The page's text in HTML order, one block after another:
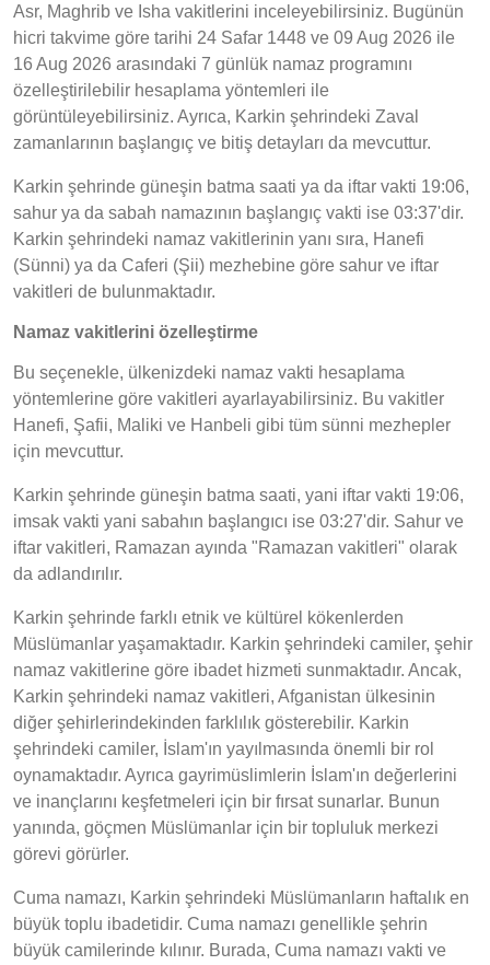
Asr, Maghrib ve Isha vakitlerini inceleyebilirsiniz. Bugünün
hicri takvime göre tarihi 24 Safar 1448 ve 09 Aug 2026 ile
16 Aug 2026 arasındaki 7 günlük namaz programını
özelleştirilebilir hesaplama yöntemleri ile
görüntüleyebilirsiniz. Ayrıca, Karkin şehrindeki Zaval
zamanlarının başlangıç ve bitiş detayları da mevcuttur.
Karkin şehrinde güneşin batma saati ya da iftar vakti 19:06,
sahur ya da sabah namazının başlangıç vakti ise 03:37'dir.
Karkin şehrindeki namaz vakitlerinin yanı sıra, Hanefi
(Sünni) ya da Caferi (Şii) mezhebine göre sahur ve iftar
vakitleri de bulunmaktadır.
Namaz vakitlerini özelleştirme
Bu seçenekle, ülkenizdeki namaz vakti hesaplama
yöntemlerine göre vakitleri ayarlayabilirsiniz. Bu vakitler
Hanefi, Şafii, Maliki ve Hanbeli gibi tüm sünni mezhepler
için mevcuttur.
Karkin şehrinde güneşin batma saati, yani iftar vakti 19:06,
imsak vakti yani sabahın başlangıcı ise 03:27'dir. Sahur ve
iftar vakitleri, Ramazan ayında "Ramazan vakitleri" olarak
da adlandırılır.
Karkin şehrinde farklı etnik ve kültürel kökenlerden
Müslümanlar yaşamaktadır. Karkin şehrindeki camiler, şehir
namaz vakitlerine göre ibadet hizmeti sunmaktadır. Ancak,
Karkin şehrindeki namaz vakitleri, Afganistan ülkesinin
diğer şehirlerindekinden farklılık gösterebilir. Karkin
şehrindeki camiler, İslam'ın yayılmasında önemli bir rol
oynamaktadır. Ayrıca gayrimüslimlerin İslam'ın değerlerini
ve inançlarını keşfetmeleri için bir fırsat sunarlar. Bunun
yanında, göçmen Müslümanlar için bir topluluk merkezi
görevi görürler.
Cuma namazı, Karkin şehrindeki Müslümanların haftalık en
büyük toplu ibadetidir. Cuma namazı genellikle şehrin
büyük camilerinde kılınır. Burada, Cuma namazı vakti ve